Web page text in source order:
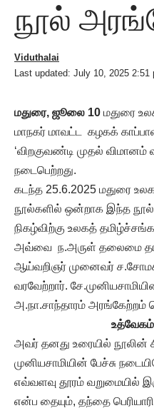
நூல்
Last updated: July 10, 2025 2:51
Viduthalai
மதுரை, ஜூலை 10 மதுரை
மாநகர் மாவட்ட கழகக்
‘விறகுவண்டி முதல்
நடைபெற்றது.
கடந்த 25.6.2025 மதுரை
நூல்களில் ஒன்றாக இந்த
நிகழ்விற்கு உலகத்
அவ்வை ந.அருள் தலைமை
ஆய்வறிஞர் முனைவர்
வரவேற்றார்.
அ.நா.சாந்தாரம் அரங்கேற்றம்
உத்வேகம்
அவர் தனது உரையில் நூலின்
முனியசாமியின் பேச்சு
எவ்வளவு தூரம் வறுமையில்
என்ப தையும், தந்தை